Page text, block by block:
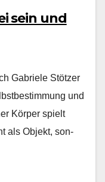
sein und
Gabriele Stötzer
und
Kör­p­er spielt
als Objekt, son­